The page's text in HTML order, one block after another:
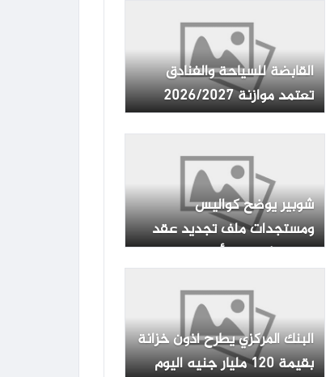
القابضة للسياحة والفنادق
تعتمد موازنة 2026/2027
بإجمالي إيرادات 9.4 مليار جنيه
شوبير يوضح كواليس
ومستجدات ملف تجديد عقد
إمام عاشور مع الأهلي
البنك المركزي يطرح أذون خزانة
بقيمة 120 مليار جنيه اليوم